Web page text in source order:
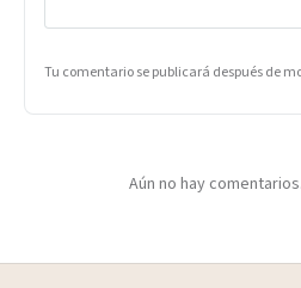
Tu comentario se publicará después de
Aún no hay